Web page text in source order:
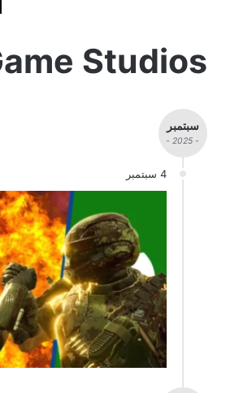
Studios
سبتمبر
- 2025 -
4 سبتمبر